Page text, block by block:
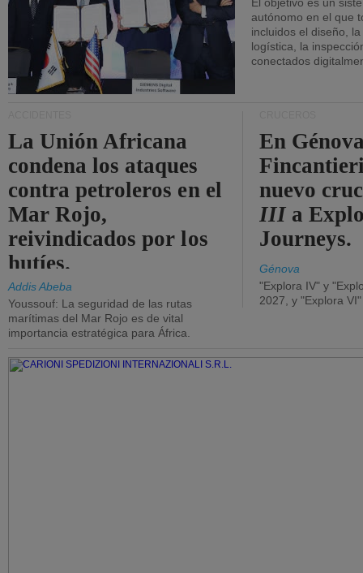
autónomo en el que
incluidos el diseño,
logística, la
conectados
La Unión Africana
condena los ataques
contra petroleros en el
Mar Rojo,
reivindicados por los
hutíes.
Addis Abeba
Youssouf: La seguridad de las rutas
marítimas del Mar Rojo es de vital
importancia estratégica para África.
En
nuevo
III a
Journeys.
Génova
"Explora IV" y
2027, y "Explora